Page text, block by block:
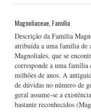
Magnoliaceae, Família
Descrição da Familia
atribuída a uma família de
Magnoliales, que se
corresponde a uma família
milhões de anos. A
de dúvidas no número de
geral assume-se a
bastante reconhecidos